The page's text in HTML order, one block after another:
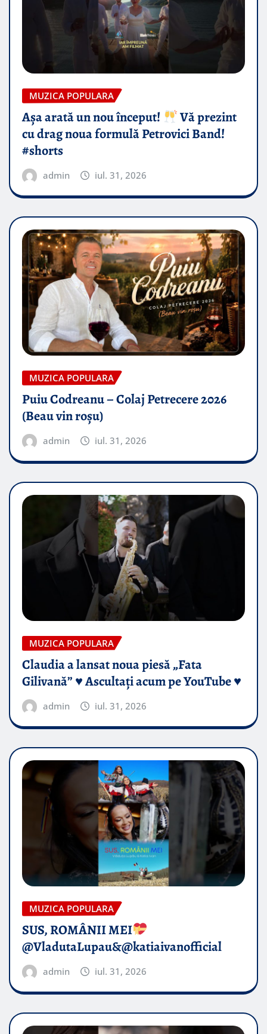
MUZICA POPULARA
Așa arată un nou început!
Vă prezint
cu drag noua formulă Petrovici Band!
#shorts
admin iul. 31, 2026
MUZICA POPULARA
Puiu Codreanu – Colaj Petrecere 2026
(Beau vin roșu)
admin iul. 31, 2026
MUZICA POPULARA
Claudia a lansat noua piesă „Fata
Gilivană” ♥️ Ascultați acum pe YouTube ♥️
admin iul. 31, 2026
MUZICA POPULARA
SUS, ROMÂNII MEI
@VladutaLupau&@katiaivanofficial
admin iul. 31, 2026